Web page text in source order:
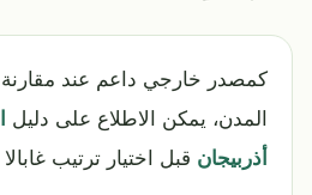
كمصدر خارجي داعم عند
المدن، يمكن الاطلاع على دليل
أذربيجان قبل اختيار ترتيب